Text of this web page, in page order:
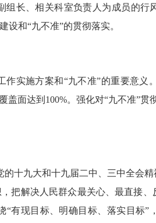
、相关科室负责人为成员的行
和“九不准”的贯彻落实。
施方案和“九不准”的重要意义
面达到100%。强化对“九不准”
九大和十九届二中、三中全会精
把解决人民群众最关心、最直接
有现目标、明确目标、落实目标”